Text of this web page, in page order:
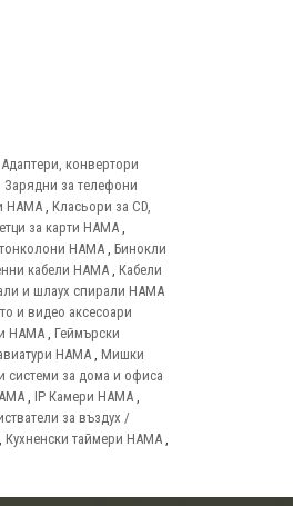
Адаптери, конвертори
Зарядни за телефони
HAMA
Класьори за CD,
за карти HAMA
HAMA Бинокли
кабели HAMA
Кабели
и шлаух спирали HAMA
и видео аксесоари
HAMA
Геймърски
HAMA
Мишки
системи за дома и офиса
IP Камери HAMA
за въздух /
Кухненски таймери HAMA